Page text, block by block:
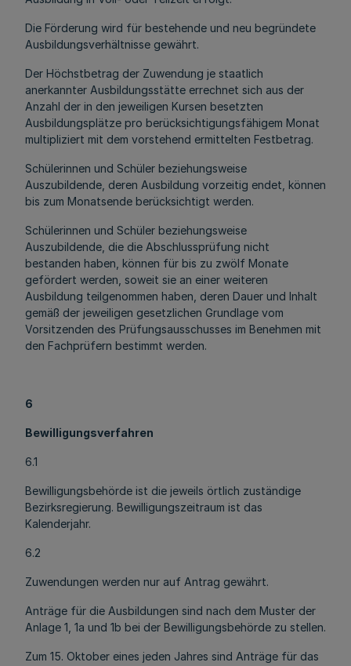
Die Förderung wird für bestehende und neu begründete
Ausbildungsverhältnisse gewährt.
Der Höchstbetrag der Zuwendung je staatlich
anerkannter Ausbildungsstätte errechnet sich aus der
Anzahl der in den jeweiligen Kursen besetzten
Ausbildungsplätze pro berücksichtigungsfähigem Monat
multipliziert mit dem vorstehend ermittelten Festbetrag.
Schülerinnen und Schüler beziehungsweise
Auszubildende, deren Ausbildung vorzeitig endet, können
bis zum Monatsende berücksichtigt werden.
Schülerinnen und Schüler beziehungsweise
Auszubildende, die die Abschlussprüfung nicht
bestanden haben, können für bis zu zwölf Monate
gefördert werden, soweit sie an einer weiteren
Ausbildung teilgenommen haben, deren Dauer und Inhalt
gemäß der jeweiligen gesetzlichen Grundlage vom
Vorsitzenden des Prüfungsausschusses im Benehmen mit
den Fachprüfern bestimmt werden.
6
Bewilligungsverfahren
6.1
Bewilligungsbehörde ist die jeweils örtlich zuständige
Bezirksregierung. Bewilligungszeitraum ist das
Kalenderjahr.
6.2
Zuwendungen werden nur auf Antrag gewährt.
Anträge für die Ausbildungen sind nach dem Muster der
Anlage 1, 1a und 1b bei der Bewilligungsbehörde zu stellen.
Zum 15. Oktober eines jeden Jahres sind Anträge für das